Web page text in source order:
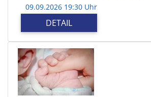
09.09.2026 19:30 Uhr
DETAIL